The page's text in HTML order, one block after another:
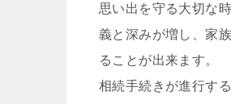
思い出を守る大切な
義と深みが増し、家
ることが出来ます。
相続手続きが進行す